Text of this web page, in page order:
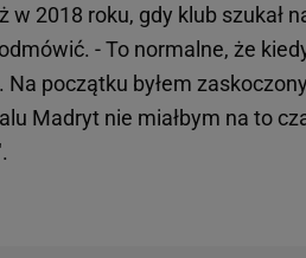
w 2018 roku, gdy klub szukał
- To normalne, że
początku byłem
Madryt nie miałbym na to